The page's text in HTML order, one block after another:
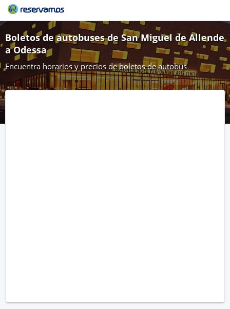
Boletos de autobuses de San Miguel de Allende
a Odessa
Encuentra horarios y precios de boletos de autobús